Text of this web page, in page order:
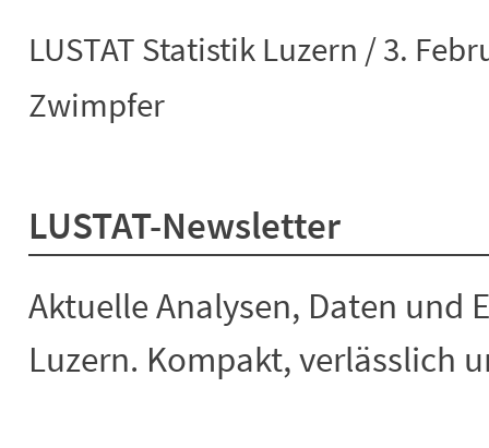
LUSTAT Statistik Luzern / 3.
Zwimpfer
LUSTAT-Newsletter
Aktuelle Analysen, Daten und
Luzern. Kompakt, verlässlich